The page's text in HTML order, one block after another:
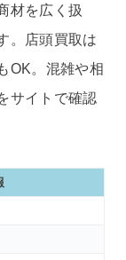
材を広く扱
。店頭買取は
OK。混雑や相
サイトで確認